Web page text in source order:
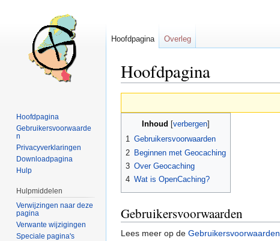
Hoofdpagina
navigatie
springen
zoeken
springenInhoud
1 Gebruikersvoorwaarden
2 Beginnen met Geocaching
3 Over Geocaching
4 Wat is OpenCaching?
Gebruikersvoorwaarden
Lees meer op de Gebruikersvoorwaarden
Hoofdpagina Overleg
Hoofdpagina
Gebruikersvoorwaarde
n
Privacyverklaringen
Downloadpagina
Hulp
Hulpmiddelen
Verwijzingen naar deze
pagina
Verwante wijzigingen
Speciale pagina's